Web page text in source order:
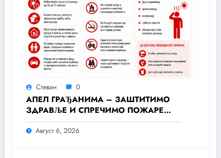
Стеван 0
АПЕЛ ГРАЂАНИМА – ЗАШТИТИМО
ЗДРАВЉЕ И СПРЕЧИМО ПОЖАРЕ
ТОКОМ ТОПЛОТНОГ ТАЛАСА
Август 6, 2026